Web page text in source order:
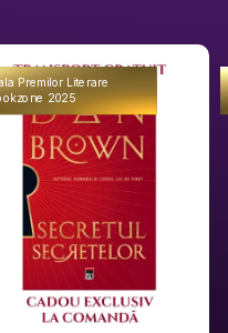
Premilor Literare
2025